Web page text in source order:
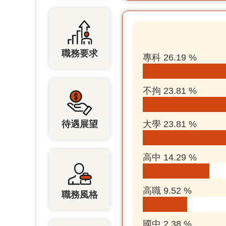
職務要求
待遇展望
職務風格
專科 26.19 %
不拘 23.81 %
大學 23.81 %
高中 14.29 %
高職 9.52 %
國中 2.38 %